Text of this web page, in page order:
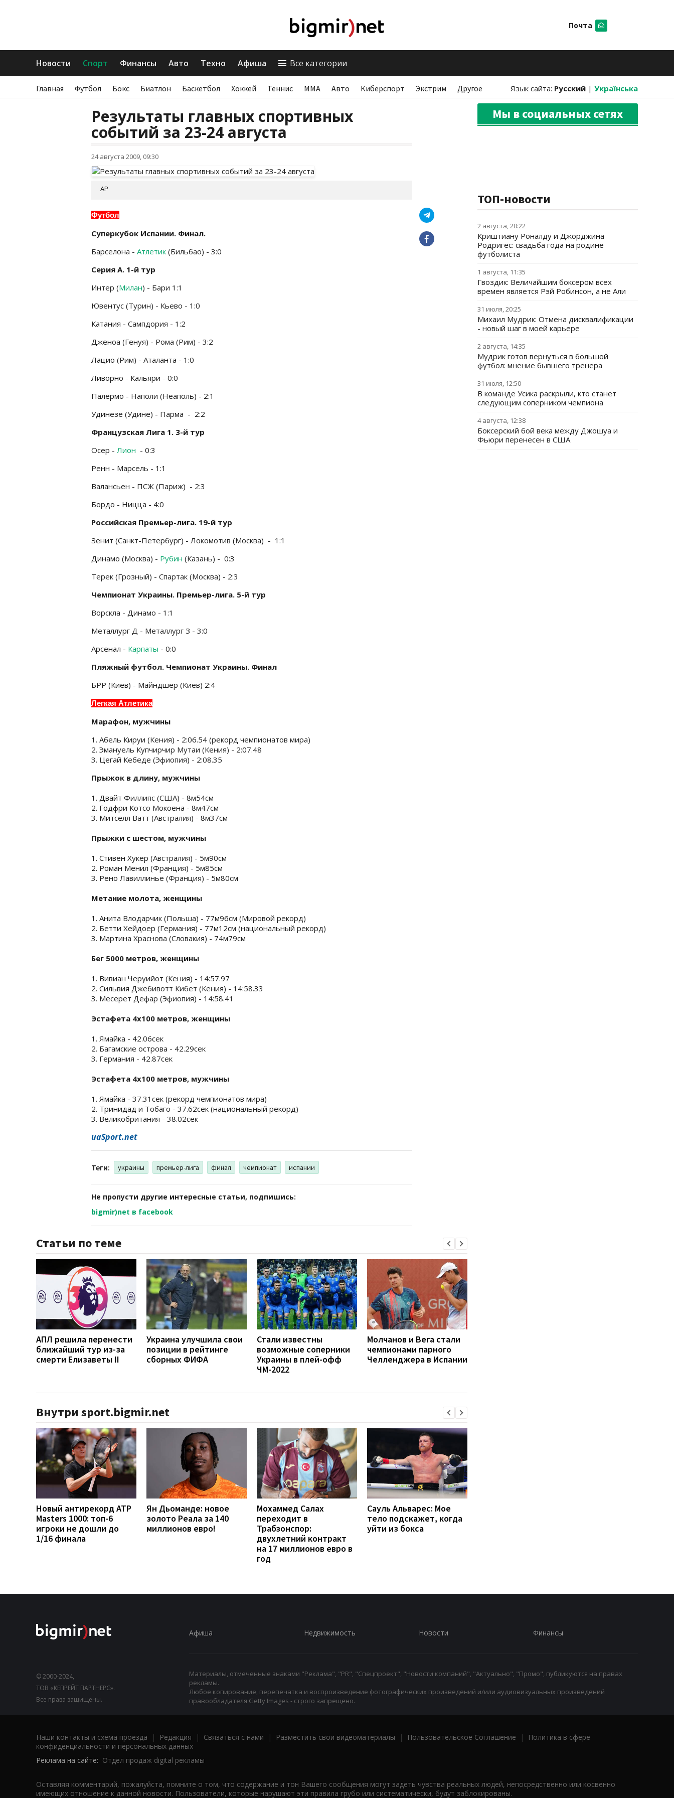
Почта
Новости Спорт Финансы Авто Техно Афиша Все категории
Главная Футбол Бокс Биатлон Баскетбол Хоккей Теннис ММА Авто Киберспорт Экстрим Другое Язык сайта: Русский | Українська
Результаты главных спортивных
событий за 23-24 августа
24 августа 2009, 09:30
AP
Футбол
Суперкубок Испании. Финал.
Барселона - Атлетик (Бильбао) - 3:0
Серия А. 1-й тур
Интер (Милан) - Бари 1:1
Ювентус (Турин) - Кьево - 1:0
Катания - Сампдория - 1:2
Дженоа (Генуя) - Рома (Рим) - 3:2
Лацио (Рим) - Аталанта - 1:0
Ливорно - Кальяри - 0:0
Палермо - Наполи (Неаполь) - 2:1
Удинезе (Удине) - Парма - 2:2
Французская Лига 1. 3-й тур
Осер - Лион - 0:3
Ренн - Марсель - 1:1
Валансьен - ПСЖ (Париж) - 2:3
Бордо - Ницца - 4:0
Российская Премьер-лига. 19-й тур
Зенит (Санкт-Петербург) - Локомотив (Москва) - 1:1
Динамо (Москва) - Рубин (Казань) - 0:3
Терек (Грозный) - Спартак (Москва) - 2:3
Чемпионат Украины. Премьер-лига. 5-й тур
Ворскла - Динамо - 1:1
Металлург Д - Металлург З - 3:0
Арсенал - Карпаты - 0:0
Пляжный футбол. Чемпионат Украины. Финал
БРР (Киев) - Майндшер (Киев) 2:4
Легкая Атлетика
Марафон, мужчины
1. Абель Кируи (Кения) - 2:06.54 (рекорд чемпионатов мира)
2. Эмануель Купчирчир Мутаи (Кения) - 2:07.48
3. Цегай Кебеде (Эфиопия) - 2:08.35
Прыжок в длину, мужчины
1. Двайт Филлипс (США) - 8м54см
2. Годфри Котсо Мокоена - 8м47см
3. Митселл Ватт (Австралия) - 8м37см
Прыжки с шестом, мужчины
1. Стивен Хукер (Австралия) - 5м90см
2. Роман Менил (Франция) - 5м85см
3. Рено Лавиллинье (Франция) - 5м80см
Метание молота, женщины
1. Анита Влодарчик (Польша) - 77м96см (Мировой рекорд)
2. Бетти Хейдоер (Германия) - 77м12см (национальный рекорд)
3. Мартина Храснова (Словакия) - 74м79см
Бег 5000 метров, женщины
1. Вивиан Черуийот (Кения) - 14:57.97
2. Сильвия Джебивотт Кибет (Кения) - 14:58.33
3. Месерет Дефар (Эфиопия) - 14:58.41
Эстафета 4х100 метров, женщины
1. Ямайка - 42.06сек
2. Багамские острова - 42.29сек
3. Германия - 42.87сек
Эстафета 4х100 метров, мужчины
1. Ямайка - 37.31сек (рекорд чемпионатов мира)
2. Тринидад и Тобаго - 37.62сек (национальный рекорд)
3. Великобритания - 38.02сек
uaSport.net
Теги: украины премьер-лига финал чемпионат испании
Не пропусти другие интересные статьи, подпишись:
bigmir)net в facebook
Статьи по теме
АПЛ решила перенести
ближайший тур из-за
смерти Елизаветы II
Украина улучшила свои
позиции в рейтинге
сборных ФИФА
Стали известны
возможные соперники
Украины в плей-офф
ЧМ-2022
Молчанов и Вега стали
чемпионами парного
Челленджера в Испании
Внутри sport.bigmir.net
Новый антирекорд ATP
Masters 1000: топ-6
игроки не дошли до
1/16 финала
Ян Дьоманде: новое
золото Реала за 140
миллионов евро!
Мохаммед Салах
переходит в
Трабзонспор:
двухлетний контракт
на 17 миллионов евро в
год
Сауль Альварес: Мое
тело подскажет, когда
уйти из бокса
Мы в социальных сетях
ТОП-новости
2 августа, 20:22
Криштиану Роналду и Джорджина
Родригес: свадьба года на родине
футболиста
1 августа, 11:35
Гвоздик: Величайшим боксером всех
времен является Рэй Робинсон, а не Али
31 июля, 20:25
Михаил Мудрик: Отмена дисквалификации
- новый шаг в моей карьере
2 августа, 14:35
Мудрик готов вернуться в большой
футбол: мнение бывшего тренера
31 июля, 12:50
В команде Усика раскрыли, кто станет
следующим соперником чемпиона
4 августа, 12:38
Боксерский бой века между Джошуа и
Фьюри перенесен в США
© 2000-2024,
ТОВ «КЕПРЕЙТ ПАРТНЕРС».
Все права защищены.
Афиша Недвижимость Новости Финансы
Материалы, отмеченные знаками "Реклама", "PR", "Спецпроект", "Новости компаний", "Актуально", "Промо", публикуются на правах
рекламы.
Любое копирование, перепечатка и воспроизведение фотографических произведений и/или аудиовизуальных произведений
правообладателя Getty Images - строго запрещено.
Наши контакты и схема проезда | Редакция | Связаться с нами | Разместить свои видеоматериалы | Пользовательское Соглашение |
Политика в сфере
конфиденциальности и персональных данных
Реклама на сайте: Отдел продаж digital рекламы
Оставляя комментарий, пожалуйста, помните о том, что содержание и тон Вашего сообщения могут задеть чувства реальных людей, непосредственно или косвенно
имеющих отношение к данной новости. Пользователи, которые нарушают эти правила грубо или систематически, будут заблокированы.